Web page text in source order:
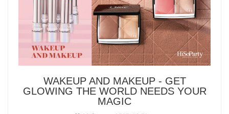
WAKEUP AND MAKEUP - GET
GLOWING THE WORLD NEEDS YOUR
MAGIC